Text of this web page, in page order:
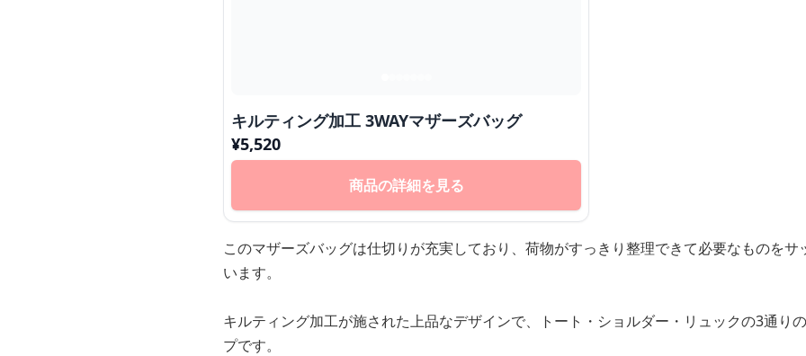
キルティング加工 3WAYマザーズバッグ
¥5,520
商品の詳細を見る
このマザーズバッグは仕切りが充実しており、荷物がすっきり整理できて必要なものをサ
います。
キルティング加工が施された上品なデザインで、トート・ショルダー・リュックの3通り
プです。